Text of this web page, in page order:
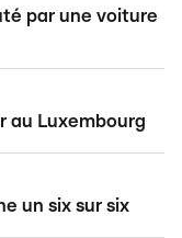
par une voiture
au Luxembourg
un six sur six